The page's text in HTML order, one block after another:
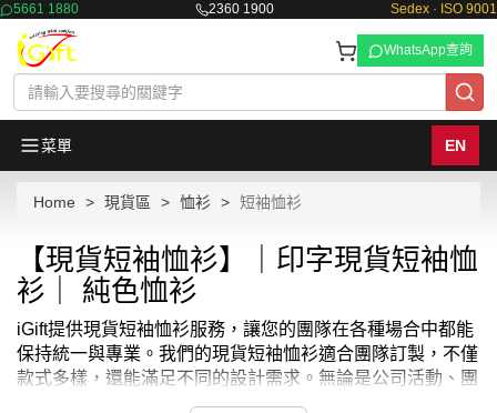
5661 1880 2360 1900 Sedex · ISO 9001
WhatsApp查詢
菜單 EN
Home 現貨區 恤衫 短袖恤衫
【現貨短袖恤衫】｜印字現貨短袖恤
衫｜ 純色恤衫
iGift提供現貨短袖恤衫服務，讓您的團隊在各種場合中都能
保持統一與專業。我們的現貨短袖恤衫適合團隊訂製，不僅
款式多樣，還能滿足不同的設計需求。無論是公司活動、團
建活動還是促銷活動，現貨短袖恤衫都是您的理想選擇。我